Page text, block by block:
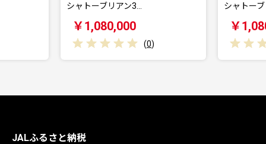
シャトーブリアン3…
￥1,080,000
(0)
シャトーブリアン3…
￥1,080,000
(0
JALふるさと納税